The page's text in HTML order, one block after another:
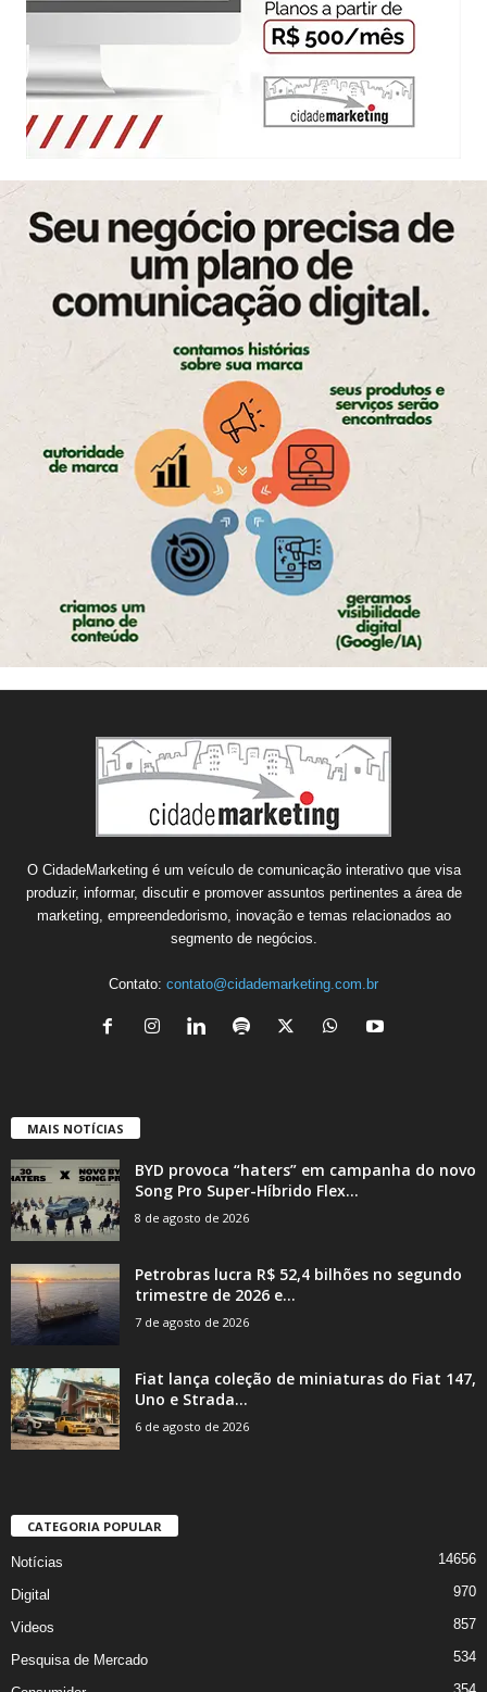
O CidadeMarketing é um veículo de comunicação interativo que visa
produzir, informar, discutir e promover assuntos pertinentes a área de
marketing, empreendedorismo, inovação e temas relacionados ao
segmento de negócios.
Contato: contato@cidademarketing.com.br
MAIS NOTÍCIAS
BYD provoca “haters” em campanha do novo
Song Pro Super-Híbrido Flex...
8 de agosto de 2026
Petrobras lucra R$ 52,4 bilhões no segundo
trimestre de 2026 e...
7 de agosto de 2026
Fiat lança coleção de miniaturas do Fiat 147,
Uno e Strada...
6 de agosto de 2026
CATEGORIA POPULAR
Notícias 14656
Digital 970
Videos 857
Pesquisa de Mercado 534